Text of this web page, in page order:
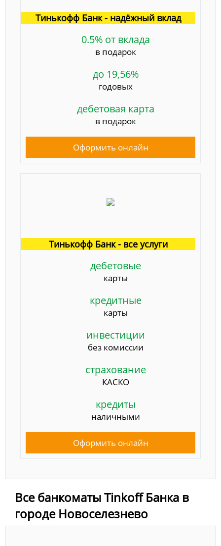
Тинькофф Банк - надёжный вклад
0.5% от вклада
в подарок
до 19,56%
годовых
дебетовая карта
в подарок
Оформить онлайн
Тинькофф Банк - все услуги
дебетовые
карты
кредитные
карты
инвестиции
без комиссии
страхование
КАСКО
кредиты
наличными
Оформить онлайн
Все банкоматы Tinkoff Банка в
городе Новоселезнево